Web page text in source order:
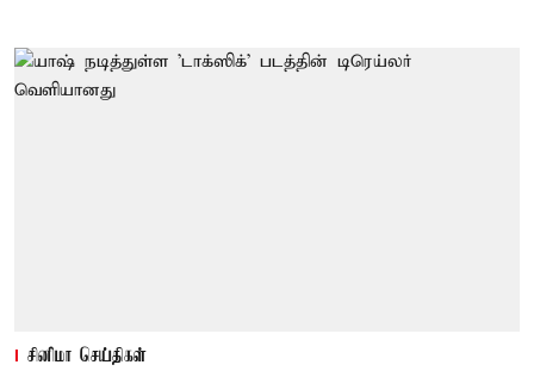
சினிமா செய்திகள்